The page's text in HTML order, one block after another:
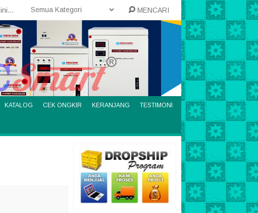
MENCARI
KATALOG CEK ONGKIR KERANJANG TESTIMONI